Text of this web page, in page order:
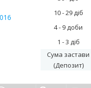
10 - 29 діб
4 - 9 доби
1 - 3 діб
Сума застави
(Депозит)